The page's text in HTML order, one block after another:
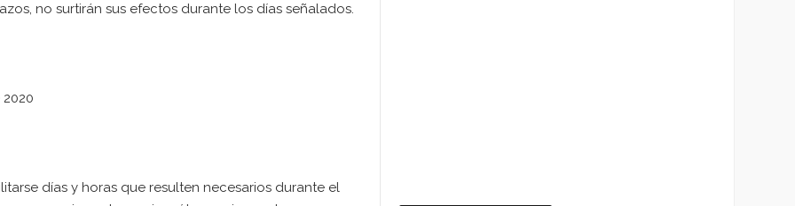
no surtirán sus efectos durante los días señalados.
días y horas que resulten necesarios durante el